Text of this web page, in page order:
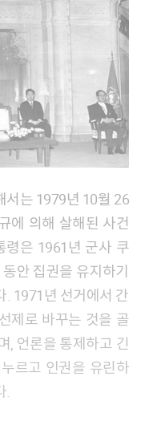
서는 1979년 10월 26
에 의해 살해된 사건
령은 1961년 군사 쿠
안 집권을 유지하기
. 1971년 선거에서 간
제로 바꾸는 것을 골
, 언론을 통제하고 긴
르고 인권을 유린하
.